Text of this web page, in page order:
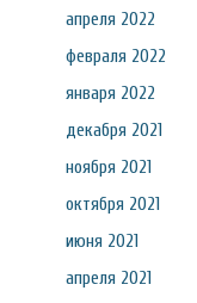
апреля 2022
февраля 2022
января 2022
декабря 2021
ноября 2021
октября 2021
июня 2021
апреля 2021